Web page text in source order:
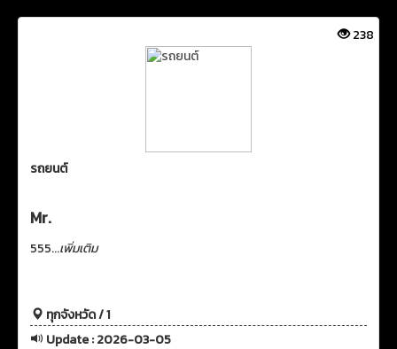
238
รถยนต์
Mr.
555...เพิ่มเติม
ทุกจังหวัด / 1
Update : 2026-03-05